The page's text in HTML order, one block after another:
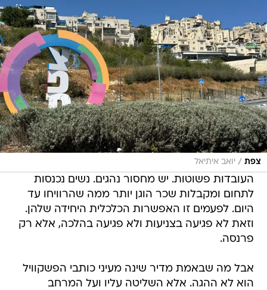
צפת / יואב איתיאל
העובדות פשוטות. יש מחסור נהגים. נשים נכנסות
לתחום ומקבלות שכר הוגן יותר ממה שהרוויחו עד
היום. לפעמים זו האפשרות הכלכלית היחידה שלהן.
וזאת לא פגיעה בצניעות ולא פגיעה בהלכה, אלא רק
פרנסה.
אבל מה שבאמת מדיר שינה מעיני כותבי הפשקוויל
הוא לא ההגה. אלא השליטה עליו ועל המרחב